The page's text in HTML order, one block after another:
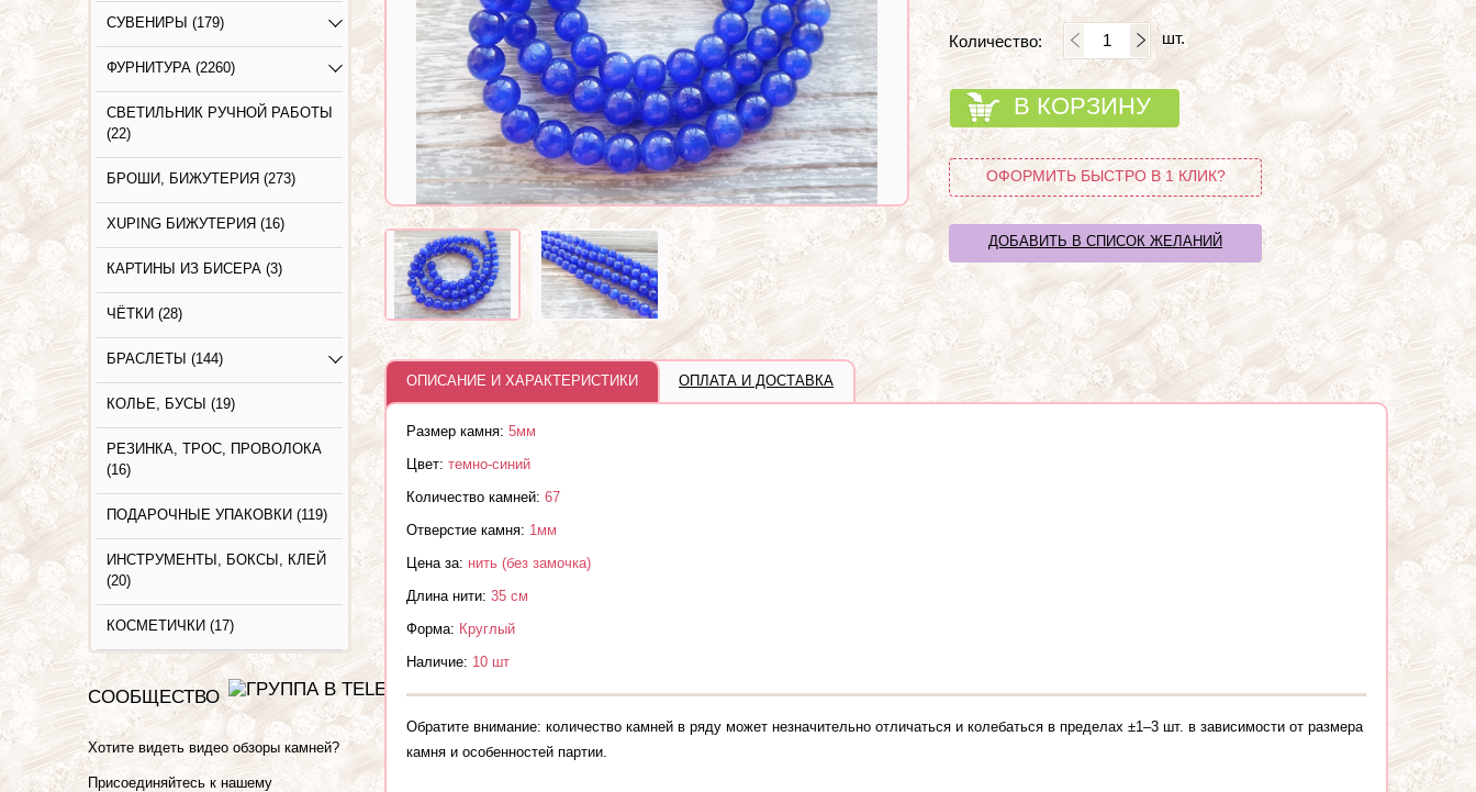
СУВЕНИРЫ (179)
ФУРНИТУРА (2260)
СВЕТИЛЬНИК РУЧНОЙ РАБОТЫ
(22)
БРОШИ, БИЖУТЕРИЯ (273)
XUPING БИЖУТЕРИЯ (16)
КАРТИНЫ ИЗ БИСЕРА (3)
ЧЁТКИ (28)
БРАСЛЕТЫ (144)
КОЛЬЕ, БУСЫ (19)
РЕЗИНКА, ТРОС, ПРОВОЛОКА
(16)
ПОДАРОЧНЫЕ УПАКОВКИ (119)
ИНСТРУМЕНТЫ, БОКСЫ, КЛЕЙ
(20)
КОСМЕТИЧКИ (17)
СООБЩЕСТВО
Хотите видеть видео обзоры камней?
Присоединяйтесь к нашему
Количество: шт.
В КОРЗИНУ
ОФОРМИТЬ БЫСТРО В 1 КЛИК?
ДОБАВИТЬ В СПИСОК ЖЕЛАНИЙ
ОПИСАНИЕ И ХАРАКТЕРИСТИКИ ОПЛАТА И ДОСТАВКА
Размер камня: 5мм
Цвет: темно-синий
Количество камней: 67
Отверстие камня: 1мм
Цена за: нить (без замочка)
Длина нити: 35 см
Форма: Круглый
Наличие: 10 шт
Обратите внимание: количество камней в ряду может незначительно отличаться и колебаться в пределах ±1–3 шт. в зависимости от размера
камня и особенностей партии.